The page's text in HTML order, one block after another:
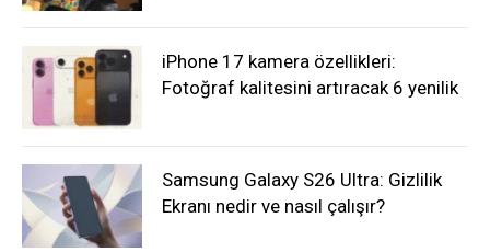
iPhone 17 kamera özellikleri:
Fotoğraf kalitesini artıracak 6 yenilik
Samsung Galaxy S26 Ultra: Gizlilik
Ekranı nedir ve nasıl çalışır?